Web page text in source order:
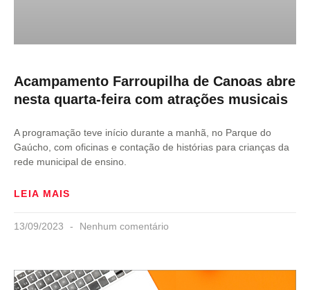
Acampamento Farroupilha de Canoas abre
nesta quarta-feira com atrações musicais
A programação teve início durante a manhã, no Parque do
Gaúcho, com oficinas e contação de histórias para crianças da
rede municipal de ensino.
LEIA MAIS
13/09/2023 Nenhum comentário